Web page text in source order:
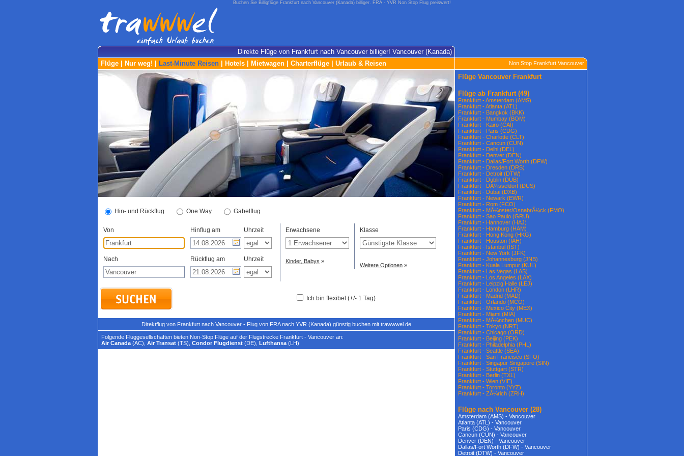
Buchen Sie Billigflüge Frankfurt nach Vancouver (Kanada) billiger. FRA - YVR Non Stop Flug preiswert!
Direkte Flüge von Frankfurt nach Vancouver billiger! Vancouver (Kanada)
Flüge
Nur weg! Last-Minute Reisen Hotels Mietwagen Charterflüge Urlaub & Reisen Non Stop Frankfurt Vancouver
Hin- und Rückflug One Way Gabelflug
Von Hinflug am Uhrzeit
Nach Rückflug am Uhrzeit
Erwachsene
Kinder, Babys »
Klasse
Weitere Optionen »
Ich bin flexibel (+/- 1 Tag)
Direktflug von Frankfurt nach Vancouver - Flug von FRA nach YVR (Kanada) günstig buchen mit trawwwel.de
Folgende Fluggesellschaften bieten Non-Stop Flüge auf der Flugstrecke Frankfurt - Vancouver an:
Air Canada (AC), Air Transat (TS), Condor Flugdienst (DE), Lufthansa (LH)
Flüge Vancouver Frankfurt
Flüge ab Frankfurt(49)
Frankfurt - Amsterdam (AMS)
Frankfurt - Atlanta (ATL)
Frankfurt - Bangkok (BKK)
Frankfurt - Mumbay (BOM)
Frankfurt - Kairo (CAI)
Frankfurt - Paris (CDG)
Frankfurt - Charlotte (CLT)
Frankfurt - Cancun (CUN)
Frankfurt - Delhi (DEL)
Frankfurt - Denver (DEN)
Frankfurt - Dallas/Fort Worth (DFW)
Frankfurt - Dresden (DRS)
Frankfurt - Detroit (DTW)
Frankfurt - Dublin (DUB)
Frankfurt - DÃ¼sseldorf (DUS)
Frankfurt - Dubai (DXB)
Frankfurt - Newark (EWR)
Frankfurt - Rom (FCO)
Frankfurt - MÃ¼nster/OsnabrÃ¼ck (FMO)
Frankfurt - Sao Paulo (GRU)
Frankfurt - Hannover (HAJ)
Frankfurt - Hamburg (HAM)
Frankfurt - Hong Kong (HKG)
Frankfurt - Houston (IAH)
Frankfurt - Istanbul (IST)
Frankfurt - New York (JFK)
Frankfurt - Johannesburg (JNB)
Frankfurt - Kuala Lumpur (KUL)
Frankfurt - Las Vegas (LAS)
Frankfurt - Los Angeles (LAX)
Frankfurt - Leipzig Halle (LEJ)
Frankfurt - London (LHR)
Frankfurt - Madrid (MAD)
Frankfurt - Orlando (MCO)
Frankfurt - Mexico City (MEX)
Frankfurt - Miami (MIA)
Frankfurt - MÃ¼nchen (MUC)
Frankfurt - Tokyo (NRT)
Frankfurt - Chicago (ORD)
Frankfurt - Beijing (PEK)
Frankfurt - Philadelphia (PHL)
Frankfurt - Seattle (SEA)
Frankfurt - San Francisco (SFO)
Frankfurt - Singapur Singapore (SIN)
Frankfurt - Stuttgart (STR)
Frankfurt - Berlin (TXL)
Frankfurt - Wien (VIE)
Frankfurt - Toronto (YYZ)
Frankfurt - ZÃ¼rich (ZRH)
Flüge nach Vancouver (28)
Amsterdam (AMS) - Vancouver
Atlanta (ATL) - Vancouver
Paris (CDG) - Vancouver
Cancun (CUN) - Vancouver
Denver (DEN) - Vancouver
Dallas/Fort Worth (DFW) - Vancouver
Detroit (DTW) - Vancouver